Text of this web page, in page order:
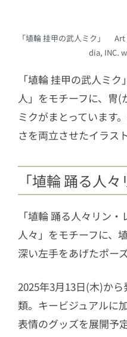
「埴輪 挂甲の武人ミク」
dia, INC.
「埴輪 挂甲の武人ミ
人」をモチーフに、冑
ミクがまとっています
さを両立させたイラス
「埴輪 踊る人々
「埴輪 踊る人々リン
人々」をモチーフに、
深い左手をあげたポー
2025年3月13日(木)か
類。キービジュアルに
表情のグッズを展開予定